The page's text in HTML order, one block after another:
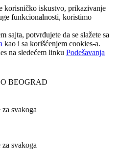
korisničko iskustvo, prikazivanje
funkcionalnosti, koristimo
sajta, potvrđujete da se slažete sa
kao i sa korišćenjem cookies-a.
na sledećem linku Podešavanja
svakoga
svakoga